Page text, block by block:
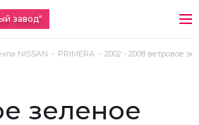
завод"
NISSAN PRIMERA 2002 - 2008 ветровое